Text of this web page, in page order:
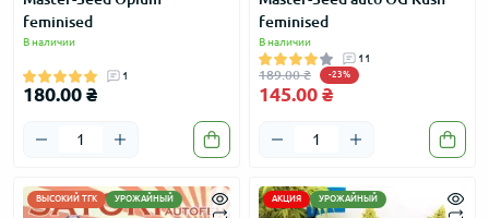
feminised
В наличии
1
180.00 ₴
feminised
В наличии
11
189.00 ₴ -23%
145.00 ₴
ВЫСОКИЙ ТГК УРОЖАЙНЫЙ АКЦИЯ УРОЖАЙНЫЙ